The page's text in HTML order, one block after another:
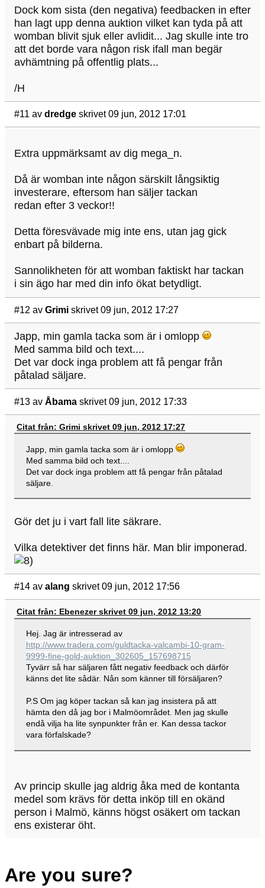
Dock kom sista (den negativa) feedbacken in efter
han lagt upp denna auktion vilket kan tyda på att
womban blivit sjuk eller avlidit... Jag skulle inte tro
att det borde vara någon risk ifall man begär
avhämtning på offentlig plats...
/H
#11 av dredge skrivet 09 jun, 2012 17:01
Extra uppmärksamt av dig mega_n.
Då är womban inte någon särskilt långsiktig
investerare, eftersom han säljer tackan
redan efter 3 veckor!!
Detta föresvävade mig inte ens, utan jag gick
enbart på bilderna.
Sannolikheten för att womban faktiskt har tackan
i sin ägo har med din info ökat betydligt.
#12 av Grimi skrivet 09 jun, 2012 17:27
Japp, min gamla tacka som är i omlopp
Med samma bild och text....
Det var dock inga problem att få pengar från
påtalad säljare.
#13 av Åbama skrivet 09 jun, 2012 17:33
Citat från: Grimi skrivet 09 jun, 2012 17:27
Japp, min gamla tacka som är i omlopp
Med samma bild och text....
Det var dock inga problem att få pengar från påtalad
säljare.
Gör det ju i vart fall lite säkrare.
Vilka detektiver det finns här. Man blir imponerad.
#14 av alang skrivet 09 jun, 2012 17:56
Citat från: Ebenezer skrivet 09 jun, 2012 13:20
Hej. Jag är intresserad av
http://www.tradera.com/guldtacka-valcambi-10-gram-
9999-fine-gold-auktion_302605_157698715
Tyvärr så har säljaren fått negativ feedback och därför
känns det lite sådär. Nån som känner till försäljaren?
P.S Om jag köper tackan så kan jag insistera på att
hämta den då jag bor i Malmöområdet. Men jag skulle
endå vilja ha lite synpunkter från er. Kan dessa tackor
vara förfalskade?
Av princip skulle jag aldrig åka med de kontanta
medel som krävs för detta inköp till en okänd
person i Malmö, känns högst osäkert om tackan
ens existerar öht.
Are you sure?